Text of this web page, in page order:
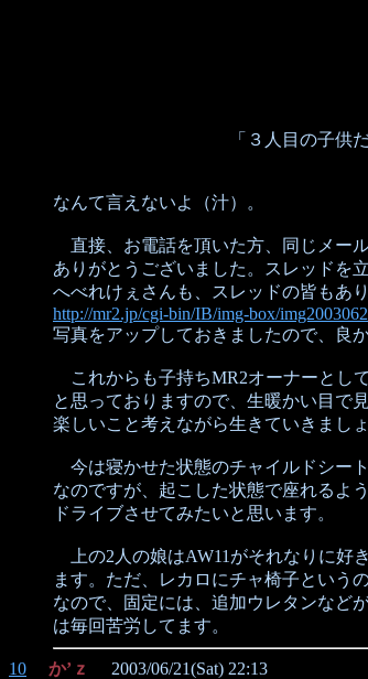
「３人目の子供だ。
なんて言えないよ（汁）。
直接、お電話を頂いた方、同じメー
ありがとうございました。スレッドを
へべれけぇさんも、スレッドの皆もあり
http://mr2.jp/cgi-bin/IB/img-box/
写真をアップしておきましたので、良
これからも子持ちMR2オーナーとし
と思っておりますので、生暖かい目で
楽しいこと考えながら生きていきまし
今は寝かせた状態のチャイルドシー
なのですが、起こした状態で座れるよ
ドライブさせてみたいと思います。
上の2人の娘はAW11がそれなりに好
ます。ただ、レカロにチャ椅子という
なので、固定には、追加ウレタンなど
は毎回苦労してます。
10 か’ｚ
2003/06/21(Sat) 22:13